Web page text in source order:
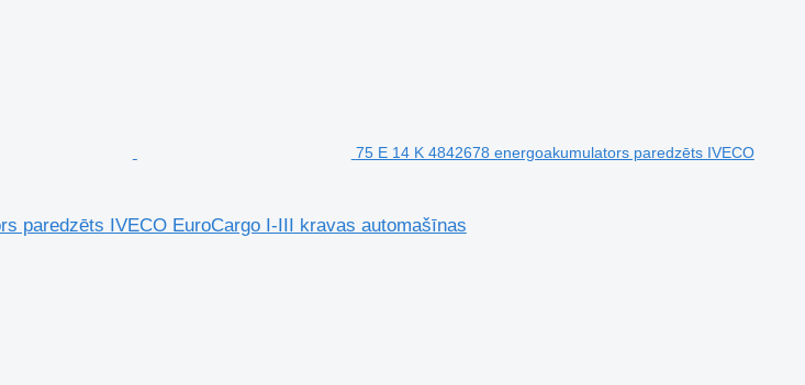
75 E 14 K 4842678 energoakumulators paredzēts IVECO
paredzēts IVECO EuroCargo I-III kravas automašīnas